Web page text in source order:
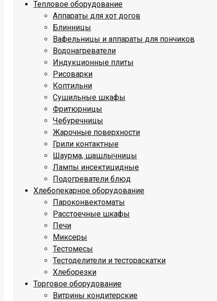
Тепловое оборудование
Аппараты для хот догов
Блинницы
Вафельницы и аппараты для пончиков
Водонагреватели
Индукционные плиты
Рисоварки
Коптильни
Сушильные шкафы
Фритюрницы
Чебуречницы
Жарочные поверхности
Грили контактные
Шаурма, шашлычницы
Лампы инсектицидные
Подогреватели блюд
Хлебопекарное оборудование
Пароконвектоматы
Расстоечные шкафы
Печи
Миксеры
Тестомесы
Тестоделители и тестораскатки
Хлеборезки
Торговое оборудование
Витрины кондитерские